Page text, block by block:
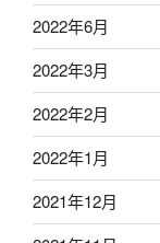
2022年6月
2022年3月
2022年2月
2022年1月
2021年12月